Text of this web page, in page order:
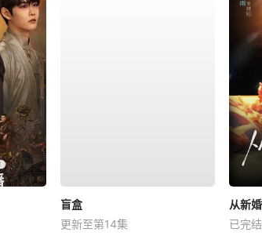
盲盒
更新至第14集
从新
已完结